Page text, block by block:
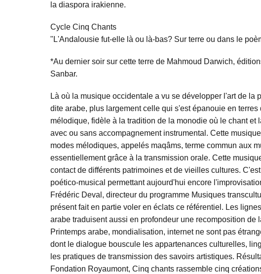
la diaspora irakienne.
Cycle Cinq Chants
"L'Andalousie fut-elle là ou là-bas? Sur terre ou dans le
*Au dernier soir sur cette terre de Mahmoud Darwich,
Sanbar.
Là où la musique occidentale a vu se développer l'art de la
dite arabe, plus largement celle qui s'est épanouie en
mélodique, fidèle à la tradition de la monodie où le chant et
avec ou sans accompagnement instrumental. Cette
modes mélodiques, appelés maqâms, terme commun aux
essentiellement grâce à la transmission orale. Cette
contact de différents patrimoines et de vieilles cultures.
poético-musical permettant aujourd'hui encore
Frédéric Deval, directeur du programme Musiques
présent fait en partie voler en éclats ce référentiel. Les
arabe traduisent aussi en profondeur une recomposition de
Printemps arabe, mondialisation, internet ne sont pas
dont le dialogue bouscule les appartenances culturelles,
les pratiques de transmission des savoirs artistiques.
Fondation Royaumont, Cinq chants rassemble cinq